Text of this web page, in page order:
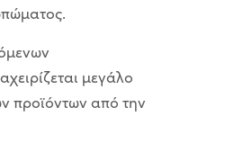
μεγάλο
προϊόντων από την